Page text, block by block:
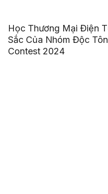
Học Thương Mại Điện
Sắc Của Nhóm Độc
Contest 2024